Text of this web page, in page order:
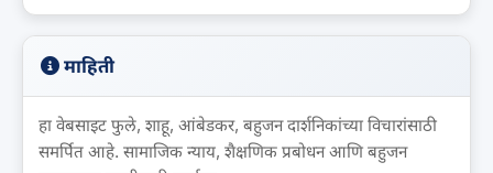
माहिती
हा वेबसाइट फुले, शाहू, आंबेडकर, बहुजन दार्शनिकांच्या विचारांसाठी
समर्पित आहे. सामाजिक न्याय, शैक्षणिक प्रबोधन आणि बहुजन